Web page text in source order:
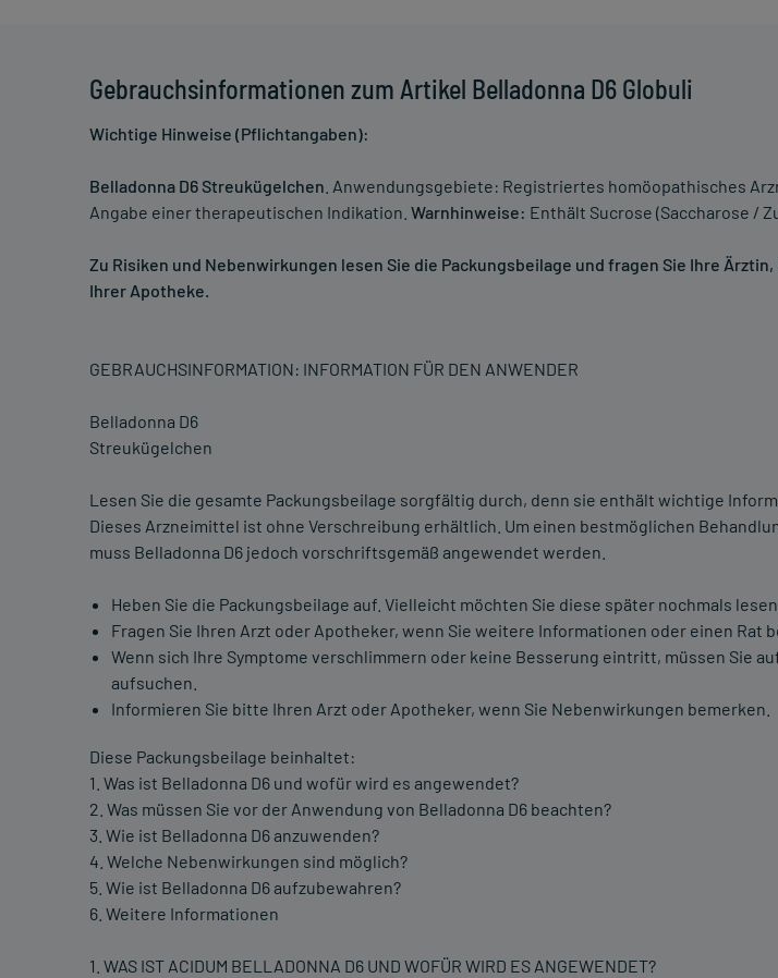
Gebrauchsinformationen zum Artikel Belladonna D6 Globuli
Wichtige Hinweise (Pflichtangaben):
Belladonna D6 Streukügelchen . Anwendungsgebiete: Registriertes homöopathisches
Angabe einer therapeutischen Indikation. Warnhinweise: Enthält Sucrose (Saccharose /
Zu Risiken und Nebenwirkungen lesen Sie die Packungsbeilage und fragen Sie Ihre
Ihrer Apotheke.
GEBRAUCHSINFORMATION: INFORMATION FÜR DEN ANWENDER
Belladonna D6
Streukügelchen
Lesen Sie die gesamte Packungsbeilage sorgfältig durch, denn sie enthält wichtige
Dieses Arzneimittel ist ohne Verschreibung erhältlich. Um einen bestmöglichen
muss Belladonna D6 jedoch vorschriftsgemäß angewendet werden.
Heben Sie die Packungsbeilage auf. Vielleicht möchten Sie diese später nochmals lesen.
Fragen Sie Ihren Arzt oder Apotheker, wenn Sie weitere Informationen oder einen Rat
Wenn sich Ihre Symptome verschlimmern oder keine Besserung eintritt, müssen Sie
aufsuchen.
Informieren Sie bitte Ihren Arzt oder Apotheker, wenn Sie Nebenwirkungen bemerken.
Diese Packungsbeilage beinhaltet:
1. Was ist Belladonna D6 und wofür wird es angewendet?
2. Was müssen Sie vor der Anwendung von Belladonna D6 beachten?
3. Wie ist Belladonna D6 anzuwenden?
4. Welche Nebenwirkungen sind möglich?
5. Wie ist Belladonna D6 aufzubewahren?
6. Weitere Informationen
1. WAS IST ACIDUM BELLADONNA D6 UND WOFÜR WIRD ES ANGEWENDET?